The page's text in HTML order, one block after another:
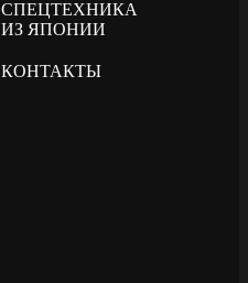
СПЕЦТЕХНИКА
ИЗ ЯПОНИИ
КОНТАКТЫ